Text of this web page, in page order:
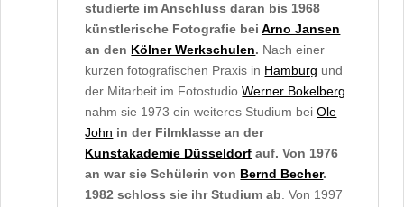
studierte im Anschluss daran bis 1968
künstlerische Fotografie beiArno Jansen
an den Kölner Werkschulen. Nach einer
kurzen fotografischen Praxis in Hamburg und
der Mitarbeit im FotostudioWerner Bokelberg
nahm sie 1973 ein weiteres Studium beiOle
John in der Filmklasse an der
Kunstakademie Düsseldorf auf. Von 1976
an war sie Schülerin von Bernd Becher.
1982 schloss sie ihr Studium ab . Von 1997